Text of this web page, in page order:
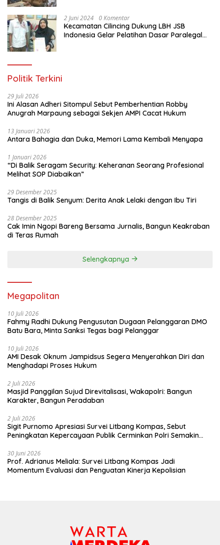
2 Juni 2024 0 Komentar
Kecamatan Cilincing Dukung LBH JSB
Indonesia Gelar Pelatihan Dasar Paralegal
Politik Terkini
29 Juli 2026
Ini Alasan Adheri Sitompul Sebut Pemberhentian Robby
Anugrah Marpaung sebagai Sekjen AMPI Cacat Hukum
13 Januari 2026
Antara Bahagia dan Duka, Memori Lama Kembali Menyapa
1 Januari 2026
“Di Balik Seragam Security: Keheranan Seorang Profesional
Melihat SOP Diabaikan”
29 Desember 2025
Tangis di Balik Senyum: Derita Anak Lelaki dengan Ibu Tiri
28 Desember 2025
Cak Imin Ngopi Bareng Bersama Jurnalis, Bangun Keakraban
di Teras Rumah
Selengkapnya
Megapolitan
10 Juli 2026
Fahmy Radhi Dukung Pengusutan Dugaan Pelanggaran DMO
Batu Bara, Minta Sanksi Tegas bagi Pelanggar
10 Juli 2026
AMI Desak Oknum Jampidsus Segera Menyerahkan Diri dan
Menghadapi Proses Hukum
2 Juli 2026
Masjid Panggilan Sujud Direvitalisasi, Wakapolri: Bangun
Karakter, Bangun Peradaban
2 Juli 2026
Sigit Purnomo Apresiasi Survei Litbang Kompas, Sebut
Peningkatan Kepercayaan Publik Cerminkan Polri Semakin
30 Juni 2026
Prof. Adrianus Meliala: Survei Litbang Kompas Jadi
Momentum Evaluasi dan Penguatan Kinerja Kepolisian